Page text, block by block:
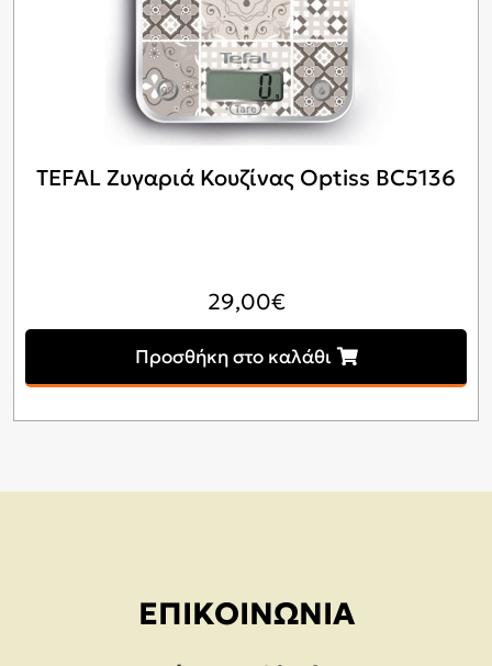
TEFAL Ζυγαριά Κουζίνας Optiss BC5136
29,00€
Προσθήκη στο καλάθι
ΕΠΙΚΟΙΝΩΝΊΑ